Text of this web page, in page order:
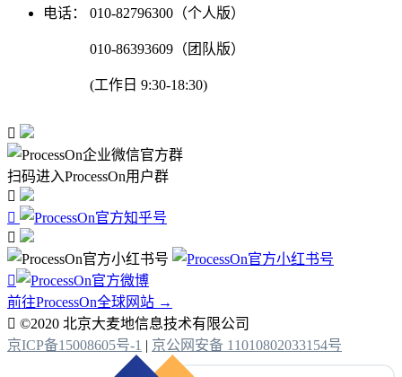
电话：
010-82796300（个人版）
010-86393609（团队版）
(工作日 9:30-18:30)

扫码进入ProcessOn用户群




前往ProcessOn全球网站 →
 ©2020 北京大麦地信息技术有限公司
京ICP备15008605号-1 | 京公网安备 11010802033154号